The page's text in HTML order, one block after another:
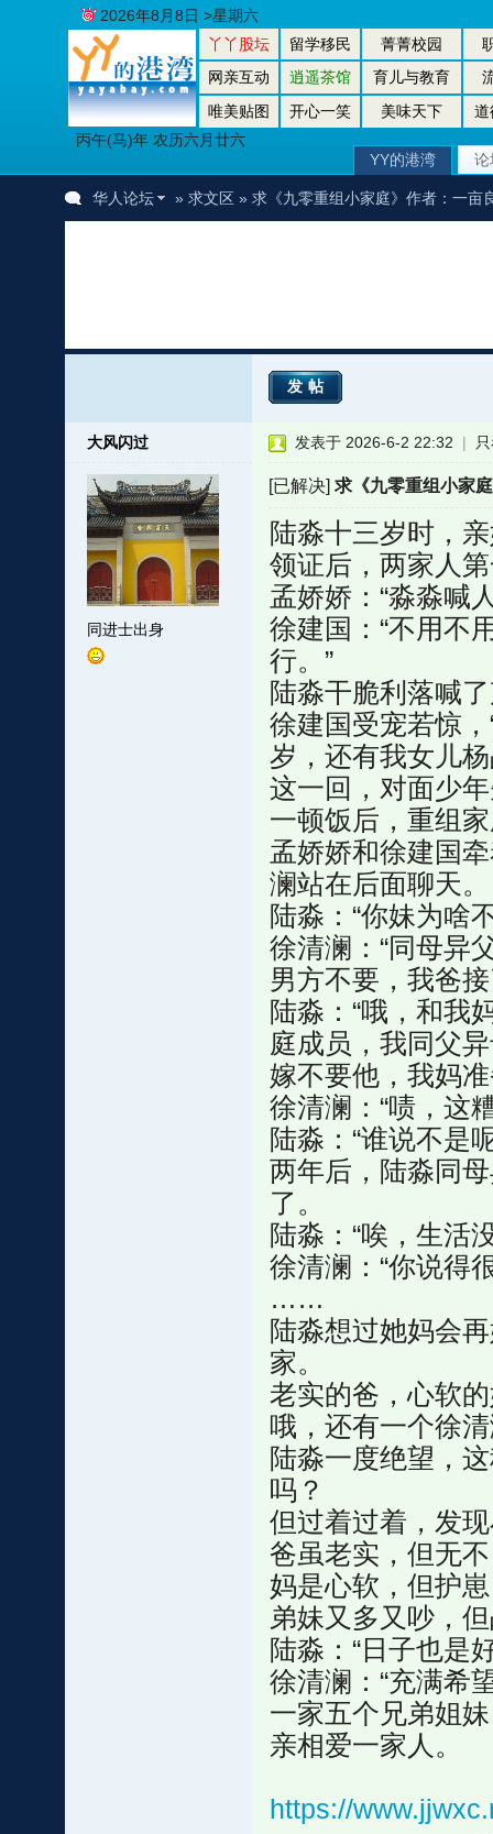
丫丫股坛 留学移民 菁菁校园
网亲互动
逍遥茶馆 育儿与教育
唯美贴图
开心一笑 美味天下
道
丙午(马)年 农历六月廿六
2026年8月8日 >星期六
YY的港湾 论
华人论坛 » 求文区» 求《九零重组小家庭》作者：一亩
发帖
大风闪过
同进士出身
发表于 2026-6-2 22:32 |
[已解决]求《九零重组小家
陆淼十三岁时，
领证后，两家人
孟娇娇：“淼淼喊
徐建国：“不用不
行。”
陆淼干脆利落喊了
徐建国受宠若惊
岁，还有我女儿
这一回，对面少
一顿饭后，重组
孟娇娇和徐建国
澜站在后面聊天。
陆淼：“你妹为啥
徐清澜：“同母异
男方不要，我爸
陆淼：“哦，和我
庭成员，我同父
嫁不要他，我妈
徐清澜：“啧，这
陆淼：“谁说不是
两年后，陆淼同
了。
陆淼：“唉，生活
徐清澜：“你说得
……
陆淼想过她妈会
家。
老实的爸，心软
哦，还有一个徐
陆淼一度绝望，
吗？
但过着过着，发
爸虽老实，但无
妈是心软，但护
弟妹又多又吵，
陆淼：“日子也是
徐清澜：“充满希
一家五个兄弟姐
亲相爱一家人。
https://